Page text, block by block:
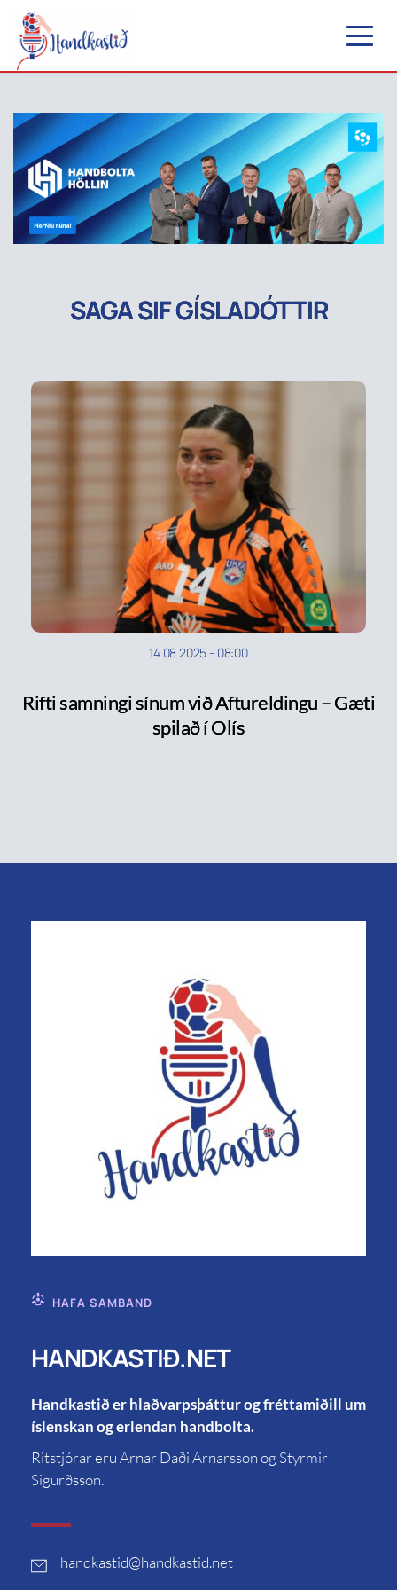
SAGA SIF GÍSLADÓTTIR
14.08.2025 - 08:00
Rifti samningi sínum við Aftureldingu – Gæti
spilað í Olís
HAFA SAMBAND
HANDKASTIÐ.NET
Handkastið er hlaðvarpsþáttur og fréttamiðill um
íslenskan og erlendan handbolta.
Ritstjórar eru Arnar Daði Arnarsson og Styrmir
Sigurðsson.
handkastid@handkastid.net